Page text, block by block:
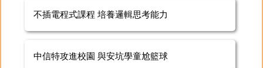
不插電程式課程 培養邏輯思考能力
中信特攻進校園 與安坑學童尬籃球